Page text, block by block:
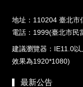
地址：110204 臺北市
電話：1999(臺北市民
建議瀏覽器：IE11.0
效果為1920*1080)
最新公告